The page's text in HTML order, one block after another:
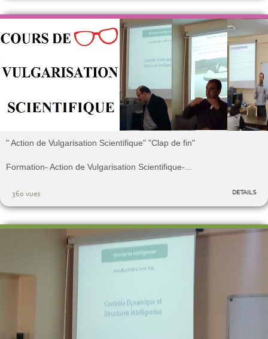
" Action de Vulgarisation Scientifique" "Clap de fin"
Formation- Action de Vulgarisation Scientifique-...
360 vues DETAILS